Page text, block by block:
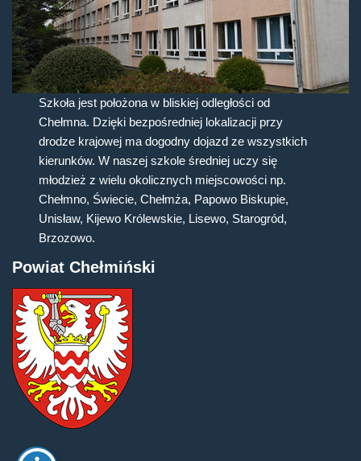
Szkoła jest położona w bliskiej odległości od
Chełmna. Dzięki bezpośredniej lokalizacji przy
drodze krajowej ma dogodny dojazd ze wszystkich
kierunków. W naszej szkole średniej uczy się
młodzież z wielu okolicznych miejscowości np.
Chełmno, Świecie, Chełmża, Papowo Biskupie,
Unisław, Kijewo Królewskie, Lisewo, Starogród,
Brzozowo.
Powiat Chełmiński